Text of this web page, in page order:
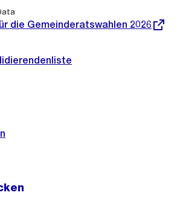
die Gemeinderatswahlen 2026